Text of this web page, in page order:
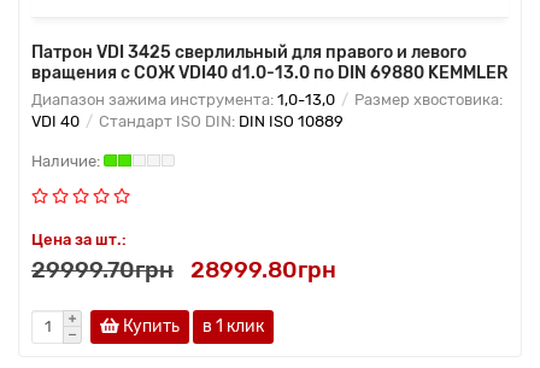
Патрон VDI 3425 сверлильный для правого и левого
вращения с СОЖ VDI40 d1.0-13.0 по DIN 69880 KEMMLER
Диапазон зажима инструмента: 1,0-13,0
Размер хвостовика:
VDI 40
Стандарт ISO DIN: DIN ISO 10889
Цена за шт.:
29999.70грн 28999.80грн
Купить в 1 клик